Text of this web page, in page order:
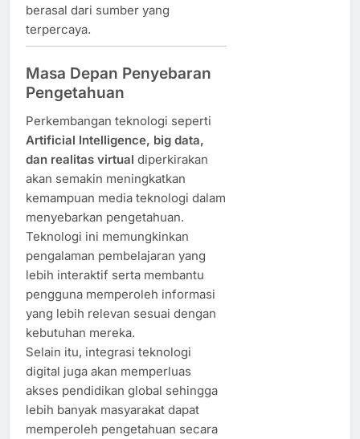
berasal dari sumber yang
terpercaya.
Masa Depan Penyebaran
Pengetahuan
Perkembangan teknologi seperti
Artificial Intelligence, big data,
dan realitas virtual diperkirakan
akan semakin meningkatkan
kemampuan media teknologi dalam
menyebarkan pengetahuan.
Teknologi ini memungkinkan
pengalaman pembelajaran yang
lebih interaktif serta membantu
pengguna memperoleh informasi
yang lebih relevan sesuai dengan
kebutuhan mereka.
Selain itu, integrasi teknologi
digital juga akan memperluas
akses pendidikan global sehingga
lebih banyak masyarakat dapat
memperoleh pengetahuan secara